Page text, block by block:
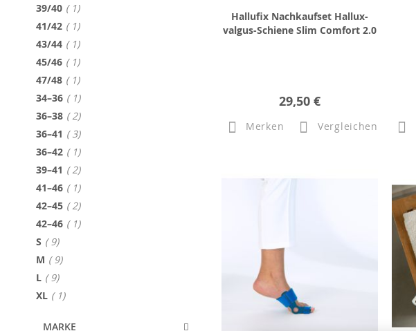
Hallufix Nachkaufset Hallux-
valgus-Schiene Slim Comfort 2.0
29,50 €
Merken Vergleichen
39/40 1Artikel
41/42 1Artikel
43/44 1Artikel
45/46 1Artikel
47/48 1Artikel
34–36 1Artikel
36–38 2Artikel
36–41 3Artikel
36–42 1Artikel
39–41 2Artikel
41–46 1Artikel
42–45 2Artikel
42–46 1Artikel
S 9Artikel
M 9Artikel
L 9Artikel
XL 1Artikel
MARKE